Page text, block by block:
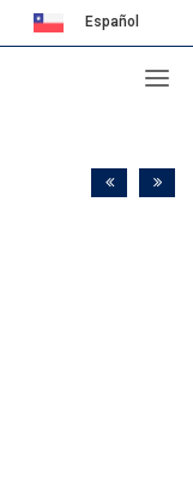
Español